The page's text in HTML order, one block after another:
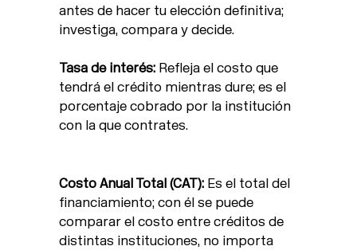
antes de hacer tu elección definitiva;
investiga, compara y decide.
Tasa de interés: Refleja el costo que
tendrá el crédito mientras dure; es el
porcentaje cobrado por la institución
con la que contrates.
Costo Anual Total (CAT): Es el total del
financiamiento; con él se puede
comparar el costo entre créditos de
distintas instituciones, no importa